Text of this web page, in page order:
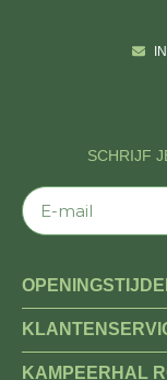
SCHRIJF
E-mail
KAMPEERHAL